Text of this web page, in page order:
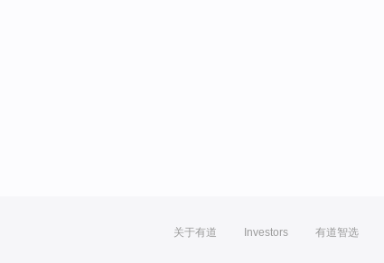
关于有道 Investors 有道智选